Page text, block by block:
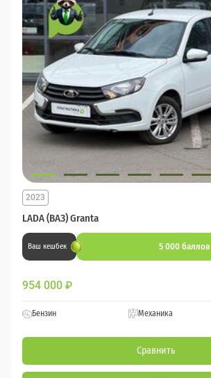
LADA (ВАЗ) Granta
2023
Ваш кешбек 5 000 баллов
954 000 ₽
Бензин Механика
Сравнить